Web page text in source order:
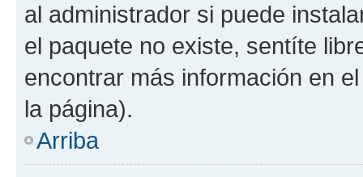
al administrador si puede
el paquete no existe, sentíte
encontrar más información en
la página).
Arriba